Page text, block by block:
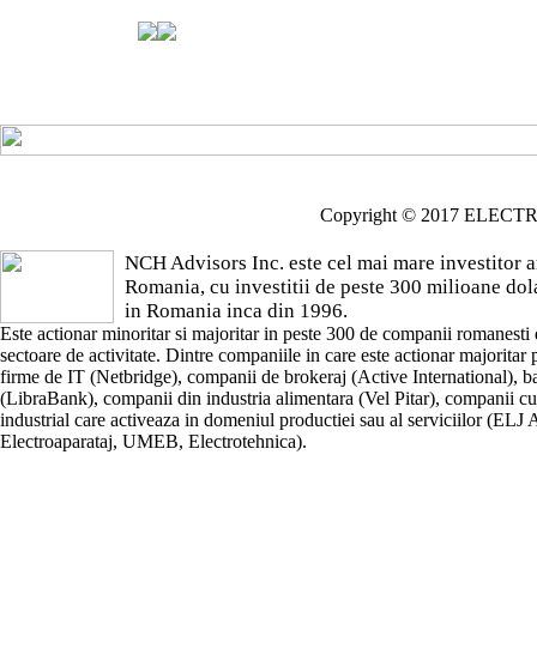
Copyright © 2017
NCH Advisors Inc. este cel mai mare investitor
Romania, cu investitii de peste 300 milioane
in Romania inca din 1996.
Este actionar minoritar si majoritar in peste 300 de companii romanesti
sectoare de activitate. Dintre companiile in care este actionar majoritar
firme de IT (Netbridge), companii de brokeraj (Active International),
(LibraBank), companii din industria alimentara (Vel Pitar), companii
industrial care activeaza in domeniul productiei sau al serviciilor (ELJ
Electroaparataj, UMEB, Electrotehnica).